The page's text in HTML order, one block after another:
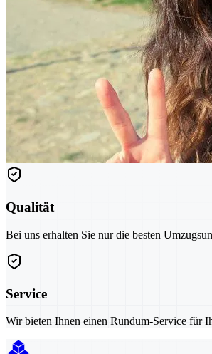
Qualität
Bei uns erhalten Sie nur die besten
Service
Wir bieten Ihnen einen Rundum-Service für